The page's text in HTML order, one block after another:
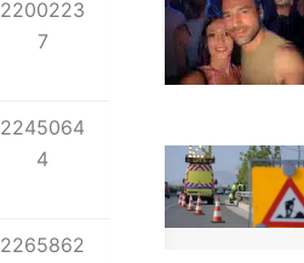
2200223
7
2245064
4
2265862